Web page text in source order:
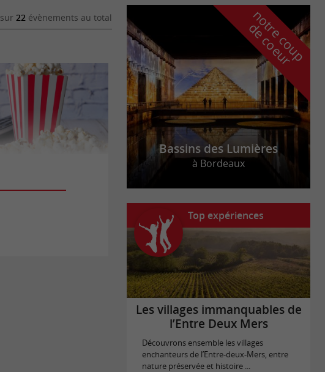
sur 22 évènements au total n
o
t
r
e
c
o
u
p
d
e
c
o
e
u
r
Bassins des Lumières
à Bordeaux
Top expériences
Les villages immanquables de
l’Entre Deux Mers
Découvrons ensemble les villages
enchanteurs de l’Entre-deux-Mers, entre
nature préservée et histoire ...